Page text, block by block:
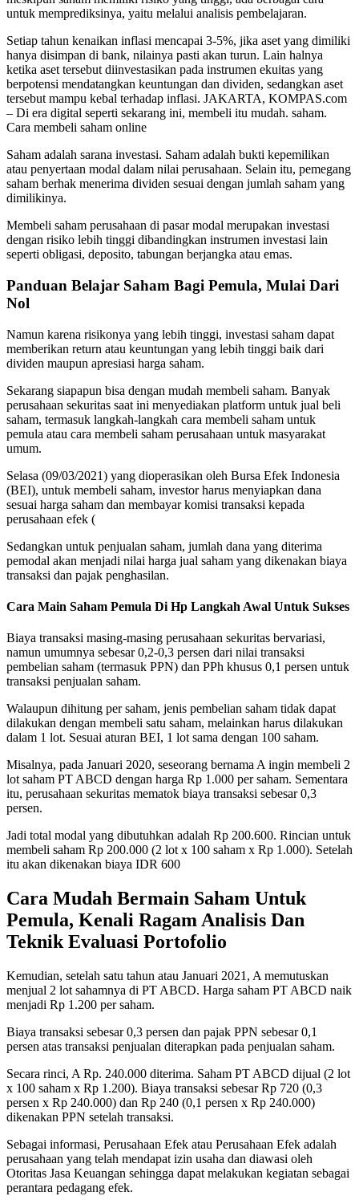
untuk memprediksinya, yaitu melalui analisis pembelajaran.
Setiap tahun kenaikan inflasi mencapai 3-5%, jika aset yang dimiliki
hanya disimpan di bank, nilainya pasti akan turun. Lain halnya
ketika aset tersebut diinvestasikan pada instrumen ekuitas yang
berpotensi mendatangkan keuntungan dan dividen, sedangkan aset
tersebut mampu kebal terhadap inflasi. JAKARTA, KOMPAS.com
– Di era digital seperti sekarang ini, membeli itu mudah. saham.
Cara membeli saham online
Saham adalah sarana investasi. Saham adalah bukti kepemilikan
atau penyertaan modal dalam nilai perusahaan. Selain itu, pemegang
saham berhak menerima dividen sesuai dengan jumlah saham yang
dimilikinya.
Membeli saham perusahaan di pasar modal merupakan investasi
dengan risiko lebih tinggi dibandingkan instrumen investasi lain
seperti obligasi, deposito, tabungan berjangka atau emas.
Panduan Belajar Saham Bagi Pemula, Mulai Dari
Nol
Namun karena risikonya yang lebih tinggi, investasi saham dapat
memberikan return atau keuntungan yang lebih tinggi baik dari
dividen maupun apresiasi harga saham.
Sekarang siapapun bisa dengan mudah membeli saham. Banyak
perusahaan sekuritas saat ini menyediakan platform untuk jual beli
saham, termasuk langkah-langkah cara membeli saham untuk
pemula atau cara membeli saham perusahaan untuk masyarakat
umum.
Selasa (09/03/2021) yang dioperasikan oleh Bursa Efek Indonesia
(BEI), untuk membeli saham, investor harus menyiapkan dana
sesuai harga saham dan membayar komisi transaksi kepada
perusahaan efek (
Sedangkan untuk penjualan saham, jumlah dana yang diterima
pemodal akan menjadi nilai harga jual saham yang dikenakan biaya
transaksi dan pajak penghasilan.
Cara Main Saham Pemula Di Hp Langkah Awal Untuk Sukses
Biaya transaksi masing-masing perusahaan sekuritas bervariasi,
namun umumnya sebesar 0,2-0,3 persen dari nilai transaksi
pembelian saham (termasuk PPN) dan PPh khusus 0,1 persen untuk
transaksi penjualan saham.
Walaupun dihitung per saham, jenis pembelian saham tidak dapat
dilakukan dengan membeli satu saham, melainkan harus dilakukan
dalam 1 lot. Sesuai aturan BEI, 1 lot sama dengan 100 saham.
Misalnya, pada Januari 2020, seseorang bernama A ingin membeli 2
lot saham PT ABCD dengan harga Rp 1.000 per saham. Sementara
itu, perusahaan sekuritas mematok biaya transaksi sebesar 0,3
persen.
Jadi total modal yang dibutuhkan adalah Rp 200.600. Rincian untuk
membeli saham Rp 200.000 (2 lot x 100 saham x Rp 1.000). Setelah
itu akan dikenakan biaya IDR 600
Cara Mudah Bermain Saham Untuk
Pemula, Kenali Ragam Analisis Dan
Teknik Evaluasi Portofolio
Kemudian, setelah satu tahun atau Januari 2021, A memutuskan
menjual 2 lot sahamnya di PT ABCD. Harga saham PT ABCD naik
menjadi Rp 1.200 per saham.
Biaya transaksi sebesar 0,3 persen dan pajak PPN sebesar 0,1
persen atas transaksi penjualan diterapkan pada penjualan saham.
Secara rinci, A Rp. 240.000 diterima. Saham PT ABCD dijual (2 lot
x 100 saham x Rp 1.200). Biaya transaksi sebesar Rp 720 (0,3
persen x Rp 240.000) dan Rp 240 (0,1 persen x Rp 240.000)
dikenakan PPN setelah transaksi.
Sebagai informasi, Perusahaan Efek atau Perusahaan Efek adalah
perusahaan yang telah mendapat izin usaha dan diawasi oleh
Otoritas Jasa Keuangan sehingga dapat melakukan kegiatan sebagai
perantara pedagang efek.